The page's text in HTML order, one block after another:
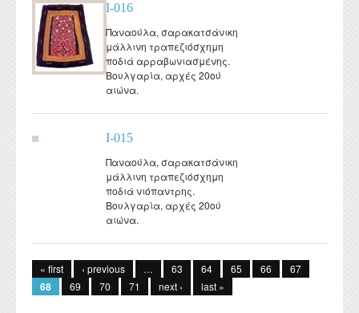
I-016
Παναούλα, σαρακατσάνικη
μάλλινη τραπεζιόσχημη
ποδιά αρραβωνιασμένης.
Βουλγαρία, αρχές 20ού
αιώνα.
I-015
Παναούλα, σαρακατσάνικη
μάλλινη τραπεζιόσχημη
ποδιά νιόπαντρης.
Βουλγαρία, αρχές 20ού
αιώνα.
« first ‹ previous … 63 64 65 66 67
68 69 70 71 next › last »